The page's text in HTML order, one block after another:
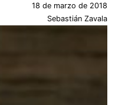
18 de marzo de 2018
Sebastián Zavala